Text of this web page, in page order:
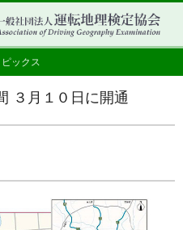
ックス
３月１０日に開通